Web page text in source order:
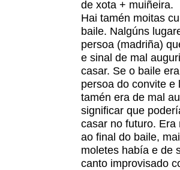
de xota + muiñeira.
Hai tamén moitas
baile. Nalgúns
persoa (madriña)
e sinal de mal
casar. Se o baile
persoa do convite e
tamén era de mal
significar que
casar no futuro. Era
ao final do baile,
moletes había e de
canto improvisado